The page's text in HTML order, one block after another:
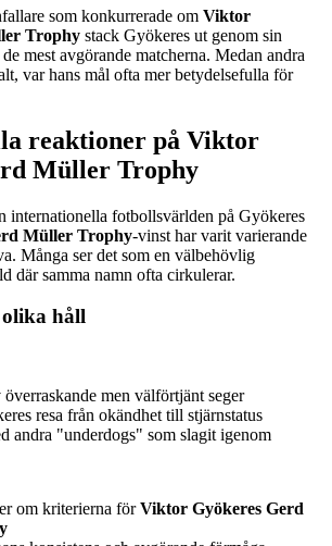
som konkurrerade om Viktor
Trophy stack Gyökeres ut genom sin
mest avgörande matcherna. Medan andra
var hans mål ofta mer betydelsefulla för
reaktioner på Viktor
Müller Trophy
internationella fotbollsvärlden på Gyökeres
Müller Trophy-vinst har varit varierande
Många ser det som en välbehövlig
där samma namn ofta cirkulerar.
håll
men välförtjänt seger
resa från okändhet till stjärnstatus
andra "underdogs" som slagit igenom
om kriterierna förViktor Gyökeres Gerd